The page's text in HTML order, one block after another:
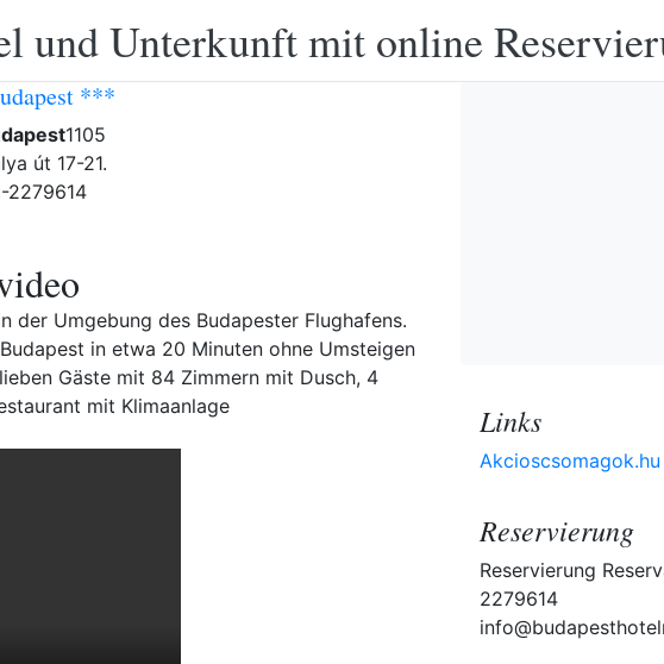
und Unterkunft mit online
***
1105
út 17-21.
2279614
der Umgebung des Budapester Flughafens.
in etwa 20 Minuten ohne Umsteigen
Gäste mit 84 Zimmern mit Dusch, 4
mit Klimaanlage
Links
Akcioscsomagok.hu
Reservierung
Reservierung
2279614